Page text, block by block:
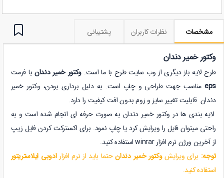
مشخصات نظرات کاربران پشتیبانی
وکتور خمیر دندان
طرح لایه باز دیگری از وب سایت طرح با ما است. وکتور خمیر دندان با فرمت
eps مناسب جهت طراحی و چاپ است. به دلیل برداری بودن، وکتور خمیر
دندان قابلیت تغییر سایز و زوم بدون افت کیفیت را دارد.
لایه بندی ها در وکتور خمیر دندان به صورت حرفه ای انجام شده است و به
راحتی میتوان فایل را ویرایش کرد یا چاپ نمود.برای اکسترکت کردن فایل زیپ
از آخرین ورژن نرم افزار winrar استفاده کنید.
توجه:برای ویرایشوکتور خمیر دندان حتما باید از نرم افزار ادوبی ایلاستریتور
استفاده کنید.